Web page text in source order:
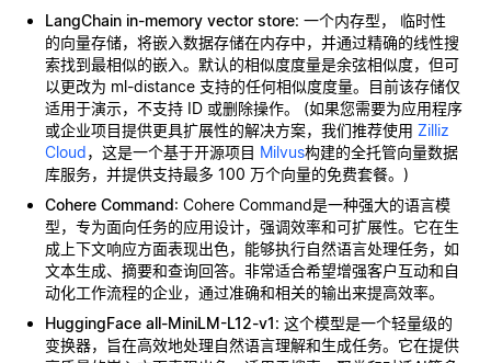
LangChain in-memory vector store: 一个内存型， 临时性
的向量存储，将嵌入数据存储在内存中，并通过精确的线性搜
索找到最相似的嵌入。默认的相似度度量是余弦相似度，但可
以更改为 ml-distance 支持的任何相似度度量。目前该存储仅
适用于演示，不支持 ID 或删除操作。 (如果您需要为应用程序
或企业项目提供更具扩展性的解决方案，我们推荐使用 Zilliz
Cloud，这是一个基于开源项目 Milvus构建的全托管向量数据
库服务，并提供支持最多 100 万个向量的免费套餐。)
Cohere Command: Cohere Command是一种强大的语言模
型，专为面向任务的应用设计，强调效率和可扩展性。它在生
成上下文响应方面表现出色，能够执行自然语言处理任务，如
文本生成、摘要和查询回答。非常适合希望增强客户互动和自
动化工作流程的企业，通过准确和相关的输出来提高效率。
HuggingFace all-MiniLM-L12-v1: 这个模型是一个轻量级的
变换器，旨在高效地处理自然语言理解和生成任务。它在提供